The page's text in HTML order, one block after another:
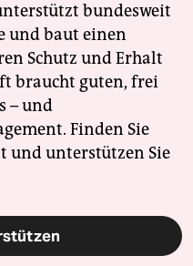
bundesweit
und baut einen
Schutz und Erhalt
braucht guten, frei
– und
Finden Sie
und unterstützen Sie